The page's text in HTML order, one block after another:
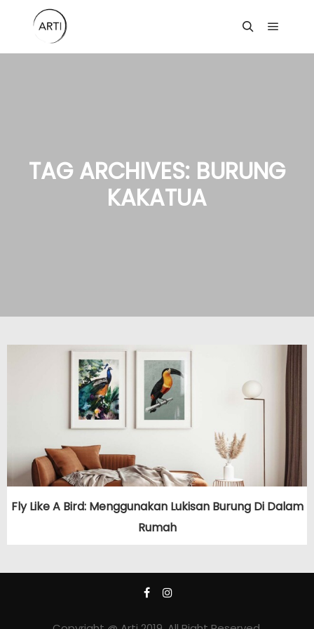
TAG ARCHIVES: BURUNG
KAKATUA
Fly Like A Bird: Menggunakan Lukisan Burung Di Dalam
Rumah